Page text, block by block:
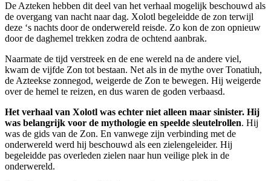
De Azteken hebben dit deel van het verhaal mogelijk beschouwd als
de overgang van nacht naar dag. Xolotl begeleidde de zon terwijl
deze ‘s nachts door de onderwereld reisde. Zo kon de zon opnieuw
door de daghemel trekken zodra de ochtend aanbrak.
Naarmate de tijd verstreek en de ene wereld na de andere viel,
kwam de vijfde Zon tot bestaan. Net als in de mythe over Tonatiuh,
de Azteekse zonnegod, weigerde de Zon te bewegen. Hij weigerde
over de hemel te reizen, en dus waren de goden verbaasd.
Het verhaal van Xolotl was echter niet alleen maar sinister. Hij
was belangrijk voor de mythologie en speelde sleutelrollen. Hij
was de gids van de Zon. En vanwege zijn verbinding met de
onderwereld werd hij beschouwd als een zielengeleider. Hij
begeleidde pas overleden zielen naar hun veilige plek in de
onderwereld.